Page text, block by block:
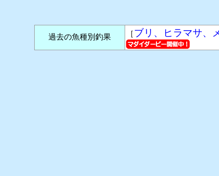
過去の魚種別釣果 ［ブリ、ヒラマサ、